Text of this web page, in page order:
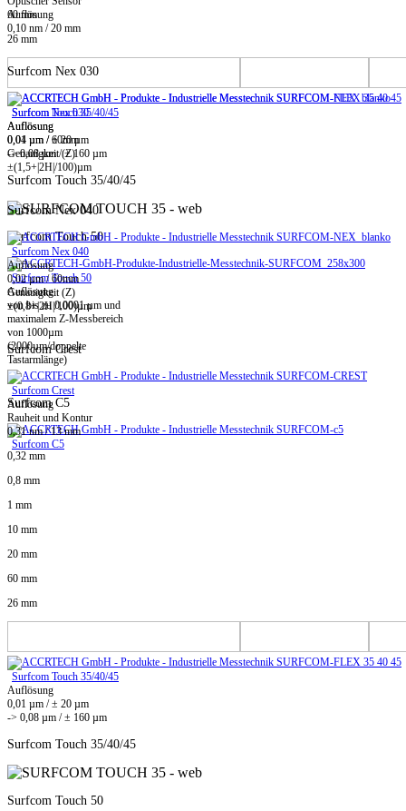
60 mm
26 mm
Surfcom Touch 35/40/45
Auflösung
0,01 µm / ± 20 µm
-> 0,08 µm / ± 160 µm
Surfcom Touch 35/40/45
Surfcom Touch 50
Surfcom Touch 50
Auflösung
von bis zu 0,0001 µm und
maximalem Z-Messbereich
von 1000µm
(2000µm/doppelte
Tastarmlänge)
Surfcom C5
Surfcom C5
Auflösung
0,10 nm / 20 mm
Surfcom Nex 030
Surfcom Nex 030
Auflösung
0,04 µm / 60mm
Genauigkeit (Z)
±(1,5+|2H|/100)µm
Surfcom Nex 040
Surfcom Nex 040
Auflösung
0,02 µm / 60mm
Genauigkeit (Z)
±(0,8+|2H|/100)µm
Surfcom Crest
Surfcom Crest
Auflösung
Rauheit und Kontur
0,31 nm / 13 mm
0,32 mm
0,8 mm
1 mm
10 mm
20 mm
60 mm
26 mm
Surfcom Touch 35/40/45
Auflösung
0,01 µm / ± 20 µm
-> 0,08 µm / ± 160 µm
Surfcom Touch 35/40/45
Surfcom Touch 50